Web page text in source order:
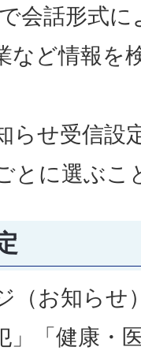
会話形式
など情報を
らせ受信設
とに選ぶこ
（お知らせ
」「健康・